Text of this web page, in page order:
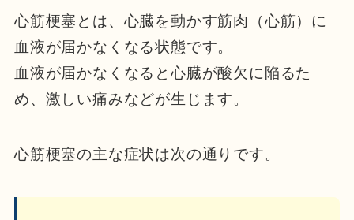
心筋梗塞とは、心臓を動かす筋肉（心筋）に
血液が届かなくなる状態です。
血液が届かなくなると心臓が酸欠に陥るた
め、激しい痛みなどが生じます。
心筋梗塞の主な症状は次の通りです。